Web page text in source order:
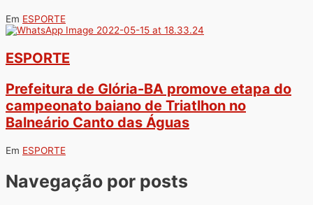
Em ESPORTE
ESPORTE
Prefeitura de Glória-BA promove etapa do
campeonato baiano de Triatlhon no
Balneário Canto das Águas
Em ESPORTE
Navegação por posts